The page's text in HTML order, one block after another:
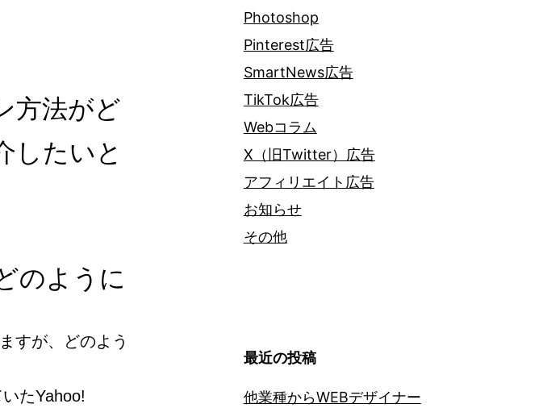
方法がど
したいと
のように
すが、どのよう
たYahoo!
Photoshop
Pinterest広告
SmartNews広告
TikTok広告
Webコラム
X（旧Twitter）広告
アフィリエイト広告
お知らせ
その他
最近の投稿
他業種からWEBデザイナー